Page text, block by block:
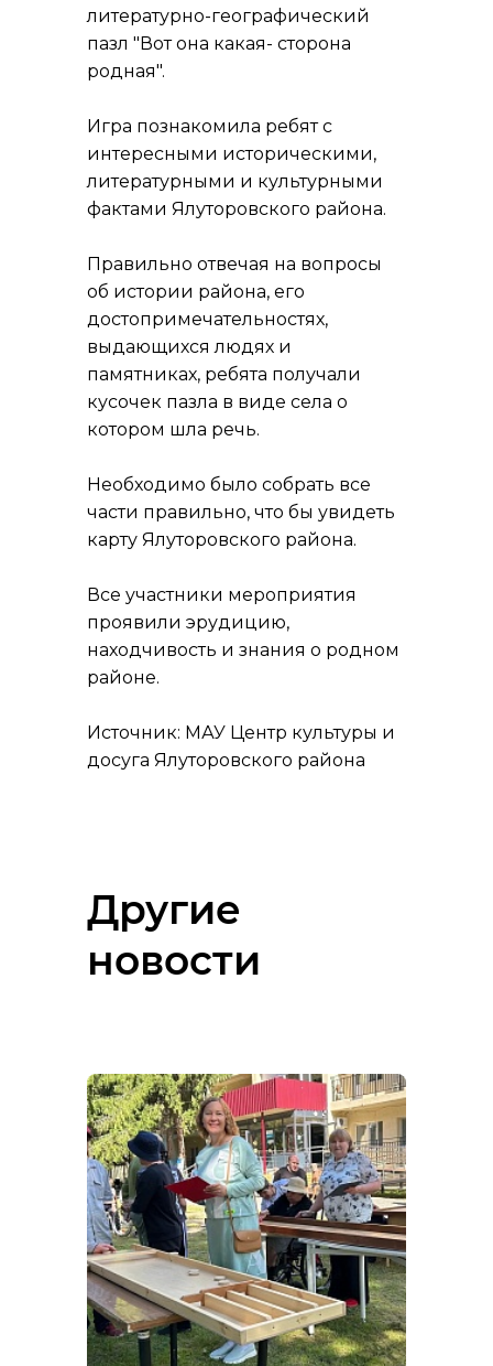
литературно-географический
пазл "Вот она какая- сторона
родная".
Игра познакомила ребят с
интересными историческими,
литературными и культурными
фактами Ялуторовского района.
Правильно отвечая на вопросы
об истории района, его
достопримечательностях,
выдающихся людях и
памятниках, ребята получали
кусочек пазла в виде села о
котором шла речь.
Необходимо было собрать все
части правильно, что бы увидеть
карту Ялуторовского района.
Все участники мероприятия
проявили эрудицию,
находчивость и знания о родном
районе.
Источник: МАУ Центр культуры и
досуга Ялуторовского района
Другие
новости